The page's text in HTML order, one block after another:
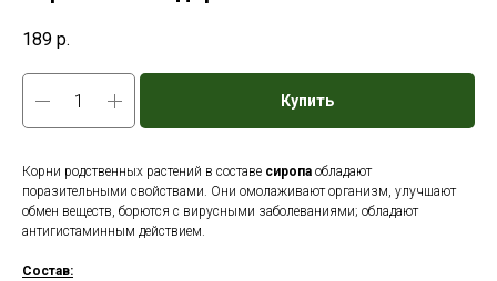
189 р.
Купить
Корни родственных растений в составе сиропа обладают
поразительными свойствами. Они омолаживают организм, улучшают
обмен веществ, борются с вирусными заболеваниями; обладают
антигистаминным действием.
Состав: